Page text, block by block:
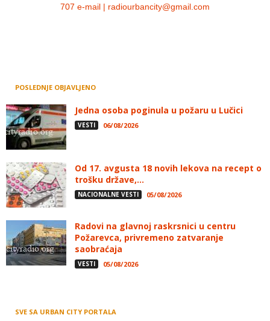
707 e-mail | radiourbancity@gmail.com
POSLEDNJE OBJAVLJENO
Jedna osoba poginula u požaru u Lučici
VESTI 06/08/2026
Od 17. avgusta 18 novih lekova na recept o
trošku države,...
NACIONALNE VESTI 05/08/2026
Radovi na glavnoj raskrsnici u centru
Požarevca, privremeno zatvaranje
saobraćaja
VESTI 05/08/2026
SVE SA URBAN CITY PORTALA